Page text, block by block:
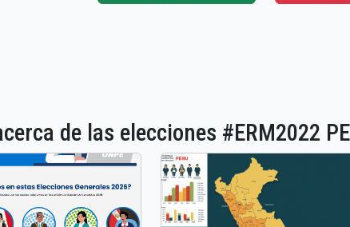
de las elecciones #ERM2022